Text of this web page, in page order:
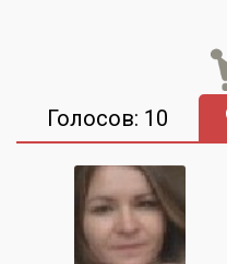
Голосов: 10